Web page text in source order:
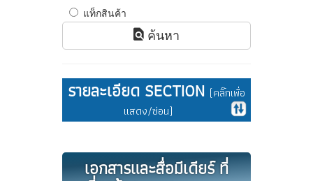
แท็กสินค้า
ค้นหา
รายละเอียด SECTION (คลิ๊กเพื่อ
แสดง/ซ่อน)
เอกสารและสื่อมีเดียร์ ที่